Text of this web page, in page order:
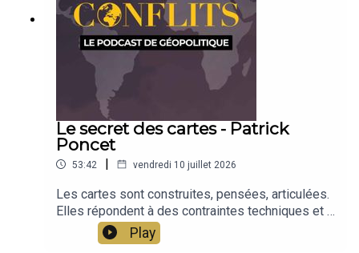
Le secret des cartes - Patrick
Poncet
53:42 | vendredi 10 juillet 2026
Les cartes sont construites, pensées, articulées.
Elles répondent à des contraintes techniques et à
des visions politiques. Ce sont ces secrets des
cartes, et leurs méthodes de fabrication, que
Play